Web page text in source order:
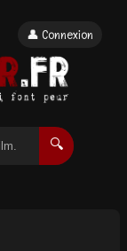
🔍
👤 Connexion